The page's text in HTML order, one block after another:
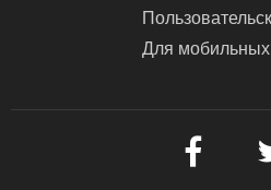
Для мобильных